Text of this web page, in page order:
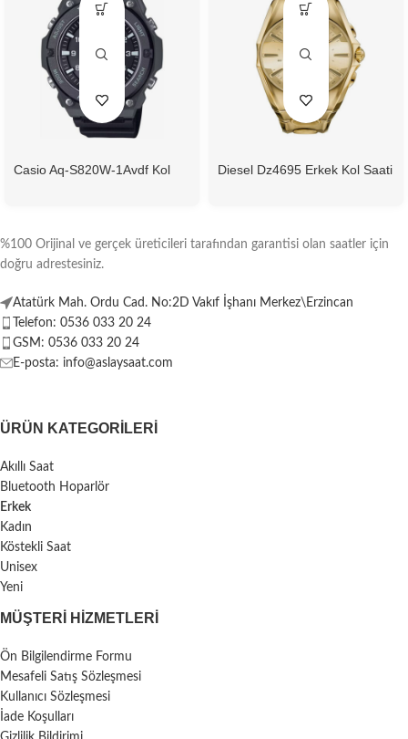
Casio Aq-S820W-1Avdf Kol
Diesel Dz4695 Erkek Kol Saati
%100 Orijinal ve gerçek üreticileri tarafından garantisi olan saatler için
doğru adrestesiniz.
Atatürk Mah. Ordu Cad. No:2D Vakıf İşhanı Merkez\Erzincan
Telefon: 0536 033 20 24
GSM: 0536 033 20 24
E-posta: info@aslaysaat.com
ÜRÜN KATEGORILERI
Akıllı Saat
Bluetooth Hoparlör
Erkek
Kadın
Köstekli Saat
Unisex
Yeni
MÜŞTERI HIZMETLERI
Ön Bilgilendirme Formu
Mesafeli Satış Sözleşmesi
Kullanıcı Sözleşmesi
İade Koşulları